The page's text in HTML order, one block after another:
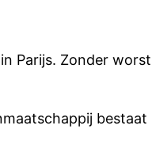
Parijs. Zonder